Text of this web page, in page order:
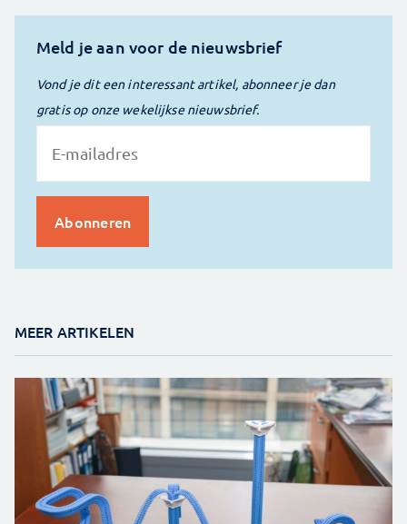
Meld je aan voor de nieuwsbrief
Vond je dit een interessant artikel, abonneer je dan
gratis op onze wekelijkse nieuwsbrief.
MEER ARTIKELEN